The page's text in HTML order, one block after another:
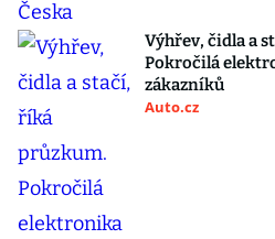
Výhřev, čidla a
Pokročilá
zákazníků
Auto.cz